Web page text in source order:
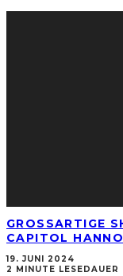
GROSSARTIGE
CAPITOL
19. JUNI 2024
2 MINUTE LESEDAUER